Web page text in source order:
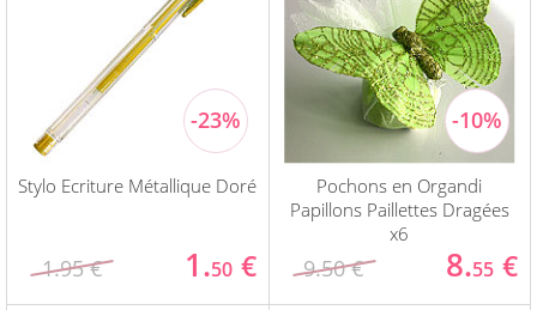
Stylo Ecriture Métallique Doré
1.95 € 1.50 €
Pochons en Organdi
Papillons Paillettes Dragées
x6
9.50 € 8.55 €